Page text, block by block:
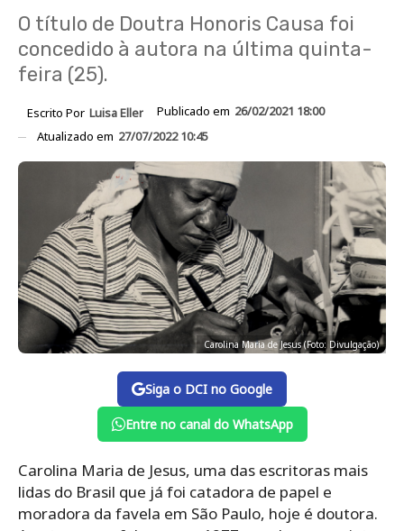
O título de Doutra Honoris Causa foi
concedido à autora na última quinta-
feira (25).
Escrito Por Luisa Eller Publicado em 26/02/2021 18:00
Atualizado em 27/07/2022 10:45
Carolina Maria de Jesus (Foto: Divulgação)
Siga o DCI no Google
Entre no canal do WhatsApp
Carolina Maria de Jesus, uma das escritoras mais
lidas do Brasil que já foi catadora de papel e
moradora da favela em São Paulo, hoje é doutora.